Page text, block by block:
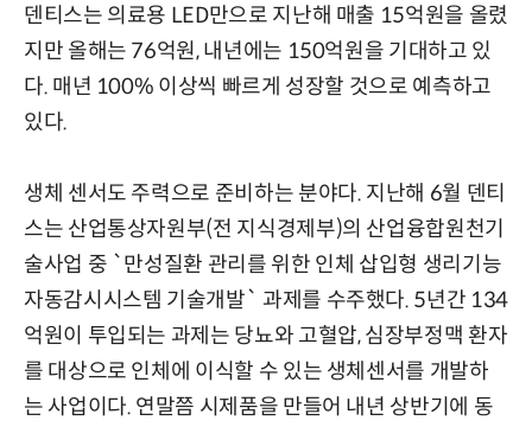
덴티스는 의료용 LED만으로 지난해 매출 15억원을 올렸
지만 올해는 76억원, 내년에는 150억원을 기대하고 있
다. 매년 100% 이상씩 빠르게 성장할 것으로 예측하고
있다.
생체 센서도 주력으로 준비하는 분야다. 지난해 6월 덴티
스는 산업통상자원부(전 지식경제부)의 산업융합원천기
술사업 중 `만성질환 관리를 위한 인체 삽입형 생리기능
자동감시시스템 기술개발` 과제를 수주했다. 5년간 134
억원이 투입되는 과제는 당뇨와 고혈압, 심장부정맥 환자
를 대상으로 인체에 이식할 수 있는 생체센서를 개발하
는 사업이다. 연말쯤 시제품을 만들어 내년 상반기에 동